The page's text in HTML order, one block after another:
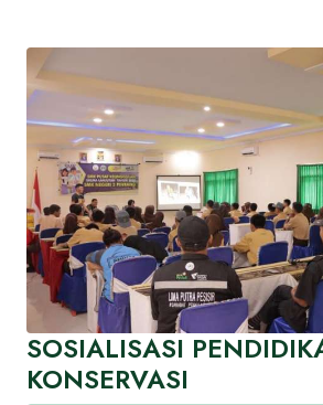
SOSIALISASI
KONSERVASI